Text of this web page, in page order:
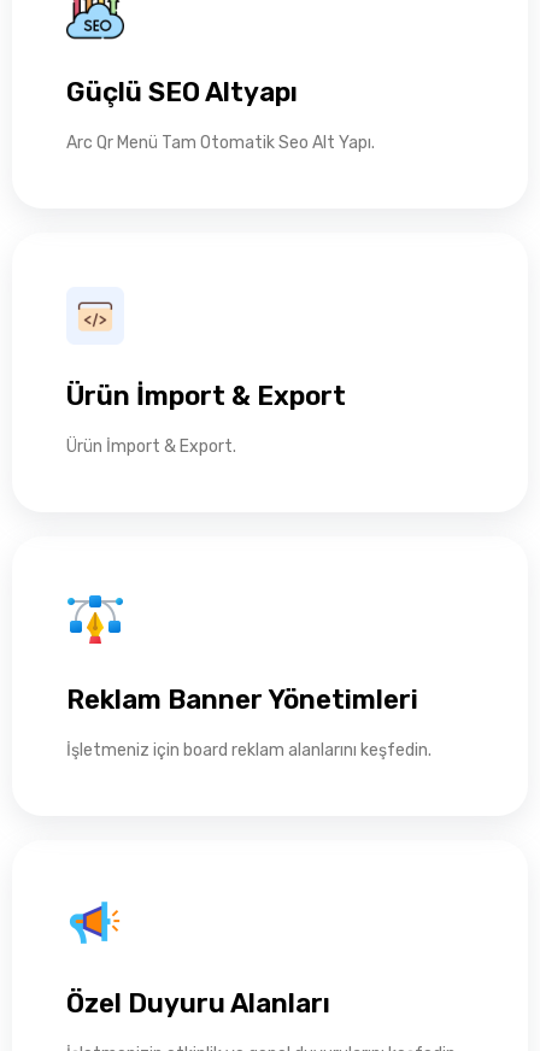
Güçlü SEO Altyapı
Arc Qr Menü Tam Otomatik Seo Alt Yapı.
Ürün İmport & Export
Ürün İmport & Export.
Reklam Banner Yönetimleri
İşletmeniz için board reklam alanlarını keşfedin.
Özel Duyuru Alanları